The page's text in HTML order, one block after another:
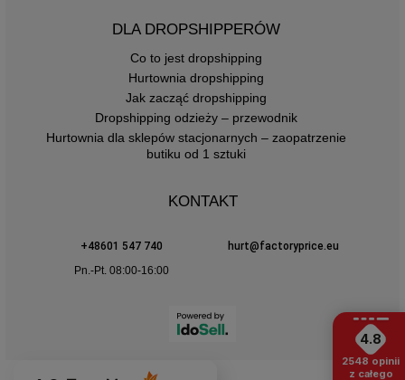
DLA DROPSHIPPERÓW
Co to jest dropshipping
Hurtownia dropshipping
Jak zacząć dropshipping
Dropshipping odzieży – przewodnik
Hurtownia dla sklepów stacjonarnych – zaopatrzenie
butiku od 1 sztuki
KONTAKT
+48601 547 740
hurt@factoryprice.eu
Pn.-Pt. 08:00-16:00
4.8
2548 opinii
z całego